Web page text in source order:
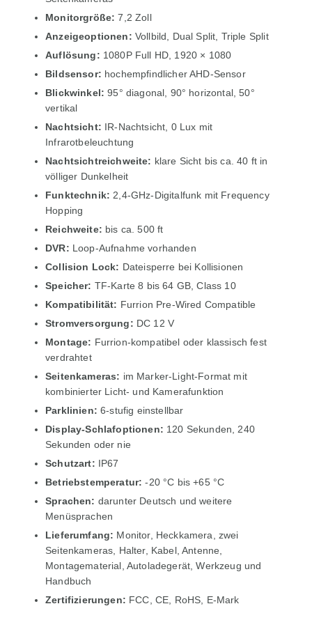
Monitorgröße: 7,2 Zoll
Anzeigeoptionen: Vollbild, Dual Split, Triple Split
Auflösung: 1080P Full HD, 1920 × 1080
Bildsensor: hochempfindlicher AHD-Sensor
Blickwinkel: 95° diagonal, 90° horizontal, 50°
vertikal
Nachtsicht: IR-Nachtsicht, 0 Lux mit
Infrarotbeleuchtung
Nachtsichtreichweite: klare Sicht bis ca. 40 ft in
völliger Dunkelheit
Funktechnik: 2,4-GHz-Digitalfunk mit Frequency
Hopping
Reichweite: bis ca. 500 ft
DVR: Loop-Aufnahme vorhanden
Collision Lock: Dateisperre bei Kollisionen
Speicher: TF-Karte 8 bis 64 GB, Class 10
Kompatibilität: Furrion Pre-Wired Compatible
Stromversorgung: DC 12 V
Montage: Furrion-kompatibel oder klassisch fest
verdrahtet
Seitenkameras: im Marker-Light-Format mit
kombinierter Licht- und Kamerafunktion
Parklinien: 6-stufig einstellbar
Display-Schlafoptionen: 120 Sekunden, 240
Sekunden oder nie
Schutzart: IP67
Betriebstemperatur: -20 °C bis +65 °C
Sprachen: darunter Deutsch und weitere
Menüsprachen
Lieferumfang: Monitor, Heckkamera, zwei
Seitenkameras, Halter, Kabel, Antenne,
Montagematerial, Autoladegerät, Werkzeug und
Handbuch
Zertifizierungen: FCC, CE, RoHS, E-Mark